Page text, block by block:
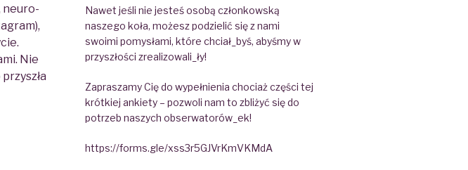
neuro-
Nie
Nawet jeśli nie jesteś osobą członkowską
naszego koła, możesz podzielić się z nami
swoimi pomysłami, które chciał_byś, abyśmy w
przyszłości zrealizowali_ły!
Zapraszamy Cię do wypełnienia chociaż części tej
krótkiej ankiety – pozwoli nam to zbliżyć się do
potrzeb naszych obserwatorów_ek!
https://forms.gle/xss3r5GJVrKmVKMdA